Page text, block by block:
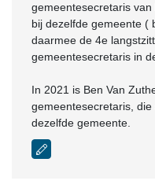
gemeentesecretaris
bij dezelfde gemeente (
daarmee de 4e
gemeentesecretaris in
In 2021 is Ben Van
gemeentesecretaris,
dezelfde gemeente.